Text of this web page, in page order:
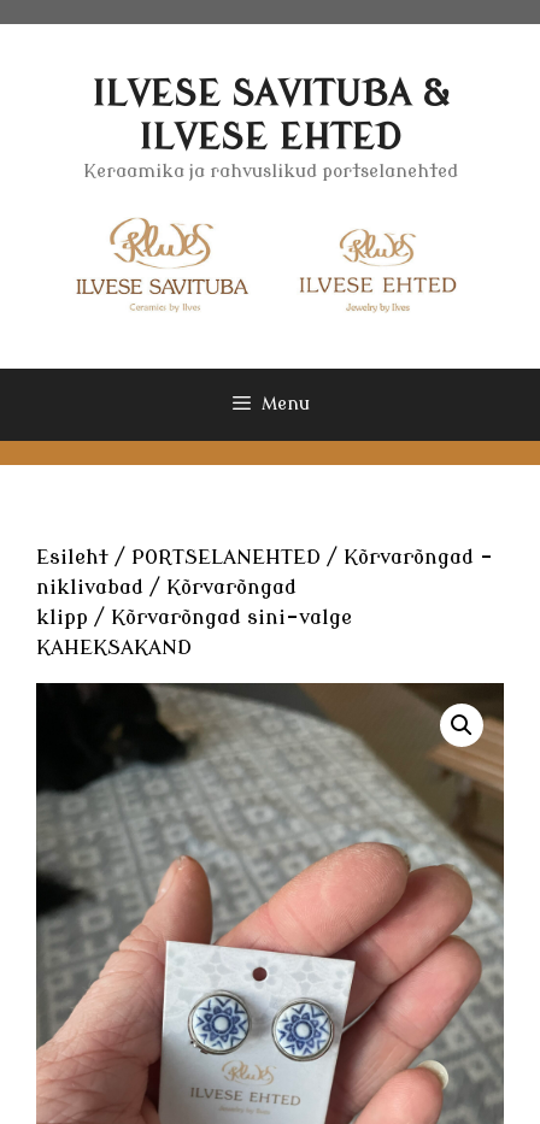
ILVESE SAVITUBA &
ILVESE EHTED
Keraamika ja rahvuslikud portselanehted
Menu
Esileht / PORTSELANEHTED / Kõrvarõngad -
niklivabad / Kõrvarõngad
klipp / Kõrvarõngad sini-valge
KAHEKSAKAND